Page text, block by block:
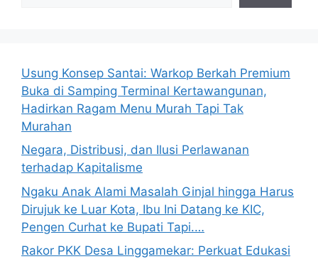
Usung Konsep Santai: Warkop Berkah Premium
Buka di Samping Terminal Kertawangunan,
Hadirkan Ragam Menu Murah Tapi Tak
Murahan
Negara, Distribusi, dan Ilusi Perlawanan
terhadap Kapitalisme
Ngaku Anak Alami Masalah Ginjal hingga Harus
Dirujuk ke Luar Kota, Ibu Ini Datang ke KIC,
Pengen Curhat ke Bupati Tapi.…
Rakor PKK Desa Linggamekar: Perkuat Edukasi